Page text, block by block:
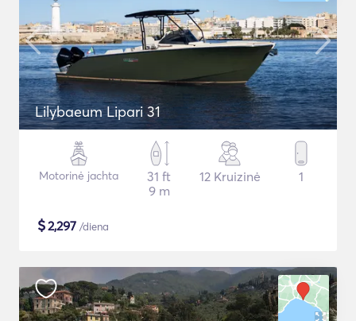
Lilybaeum Lipari 31
Motorinė jachta
31 ft
9 m
12 Kruizinė 1
$2,297 /diena